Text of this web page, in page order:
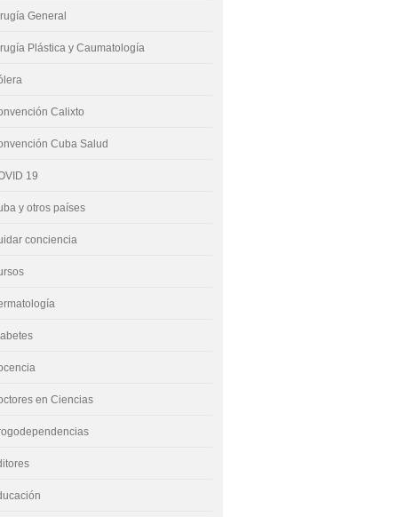
General
Plástica y Caumatología
Calixto
Cuba Salud
19
y otros países
conciencia
en Ciencias